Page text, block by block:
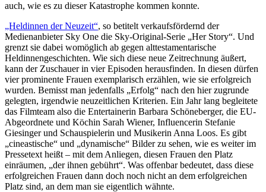
auch, wie es zu dieser Katastrophe kommen konnte.
„Heldinnen der Neuzeit“, so betitelt verkaufsfördernd der
Medienanbieter Sky One die Sky-Original-Serie „Her Story“. Und
grenzt sie dabei womöglich ab gegen alttestamentarische
Heldinnengeschichten. Wie sich diese neue Zeitrechnung äußert,
kann der Zuschauer in vier Episoden herausfinden. In diesen dürfen
vier prominente Frauen exemplarisch erzählen, wie sie erfolgreich
wurden. Bemisst man jedenfalls „Erfolg“ nach den hier zugrunde
gelegten, irgendwie neuzeitlichen Kriterien. Ein Jahr lang begleitete
das Filmteam also die Entertainerin Barbara Schöneberger, die EU-
Abgeordnete und Köchin Sarah Wiener, Influencerin Stefanie
Giesinger und Schauspielerin und Musikerin Anna Loos. Es gibt
„cineastische“ und „dynamische“ Bilder zu sehen, wie es weiter im
Pressetext heißt – mit dem Anliegen, diesen Frauen den Platz
einräumen, „der ihnen gebührt“. Was offenbar bedeutet, dass diese
erfolgreichen Frauen dann doch noch nicht an dem erfolgreichen
Platz sind, an dem man sie eigentlich wähnte.